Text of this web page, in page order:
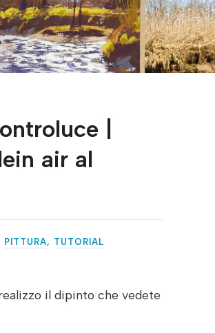
|
air al
PITTURA, TUTORIAL
il dipinto che vedete